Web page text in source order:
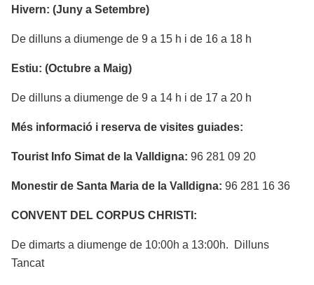
Hivern: (Juny a Setembre)
De dilluns a diumenge de 9 a 15 h i de 16 a 18 h
Estiu: (Octubre a Maig)
De dilluns a diumenge de 9 a 14 h i de 17 a 20 h
Més informació i reserva de visites guiades:
Tourist Info Simat de la Valldigna:96 281 09 20
Monestir de Santa Maria de la Valldigna:96 281 16 36
CONVENT DEL CORPUS CHRISTI:
De dimarts a diumenge de 10:00h a 13:00h. Dilluns
Tancat